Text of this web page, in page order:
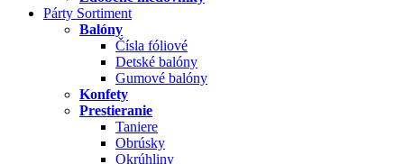
Párty Sortiment
Balóny
Čísla fóliové
Detské balóny
Gumové balóny
Konfety
Prestieranie
Taniere
Obrúsky
Okrúhliny